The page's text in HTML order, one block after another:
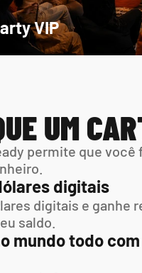
VIP
UM
permite que você
digitais
digitais e ganhe
saldo.
mundo todo